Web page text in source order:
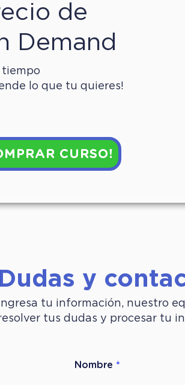
de
Demand
lo que tu quieres!
CURSO!
Dudas y
Ingresa tu información, nuestro
tus dudas y procesar tu
Nombre